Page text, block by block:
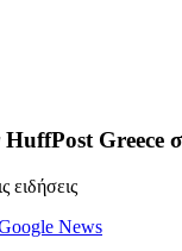
Greece
ειδήσεις
News